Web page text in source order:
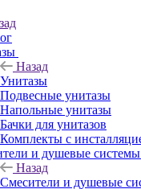
Назад
Унитазы
Подвесные унитазы
Напольные унитазы
Бачки для унитазов
Комплекты с
и душевые системы
Назад
Смесители и душевые